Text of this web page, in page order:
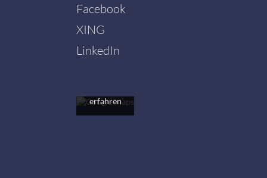
Facebook
XING
LinkedIn
Mit dem
Karte
Sie die
erfahren